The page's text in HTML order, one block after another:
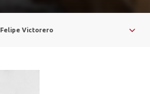
Felipe Victorero